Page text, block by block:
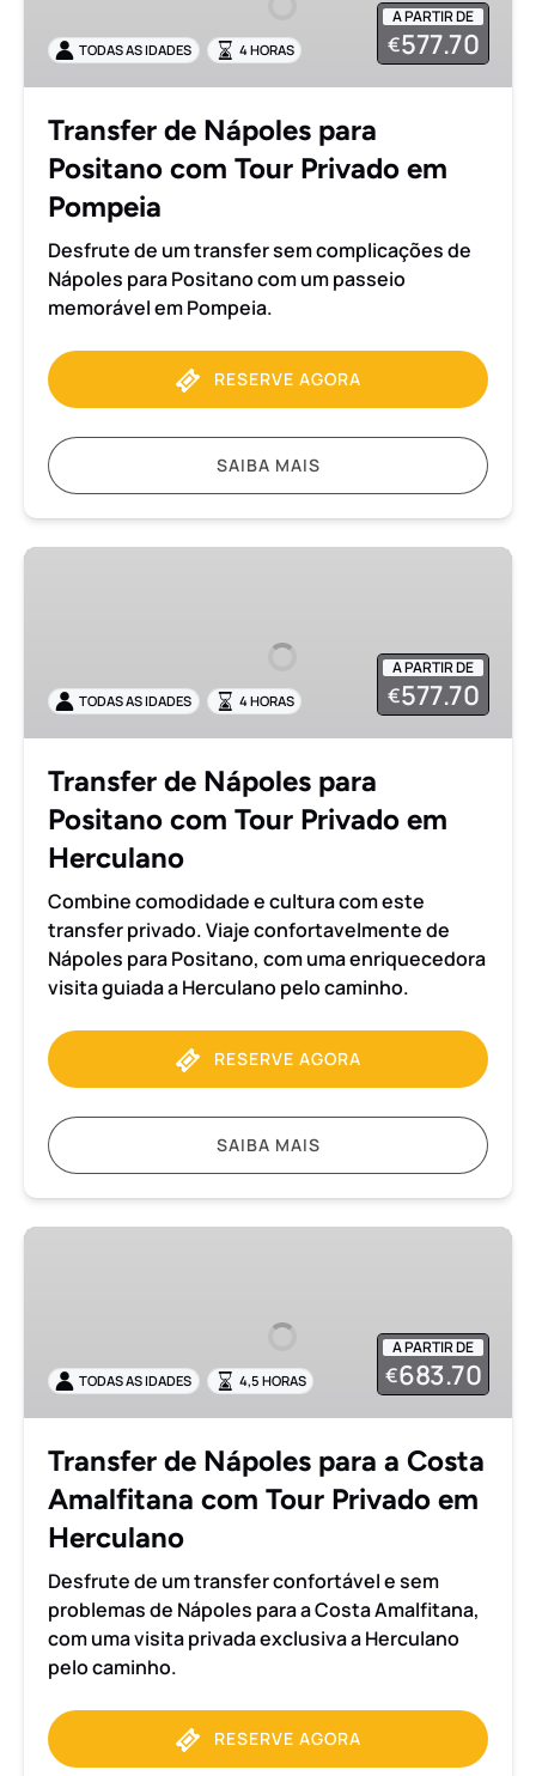
com
Tour
Pompeia
A PARTIR DE
€577.70
TODAS AS IDADES 4 HORAS
Transfer de Nápoles para
Positano com Tour Privado em
Pompeia
Desfrute de um transfer sem complicações de
Nápoles para Positano com um passeio
memorável em Pompeia.
RESERVE AGORA
SAIBA MAIS
Transfer
com
Tour
Herculano
A PARTIR DE
€577.70
TODAS AS IDADES 4 HORAS
Transfer de Nápoles para
Positano com Tour Privado em
Herculano
Combine comodidade e cultura com este
transfer privado. Viaje confortavelmente de
Nápoles para Positano, com uma enriquecedora
visita guiada a Herculano pelo caminho.
RESERVE AGORA
SAIBA MAIS
Transfer
Costa
Amalfitana
Tour
Privado
em
Herculano
A PARTIR DE
€683.70
TODAS AS IDADES 4,5 HORAS
Transfer de Nápoles para a Costa
Amalfitana com Tour Privado em
Herculano
Desfrute de um transfer confortável e sem
problemas de Nápoles para a Costa Amalfitana,
com uma visita privada exclusiva a Herculano
pelo caminho.
RESERVE AGORA